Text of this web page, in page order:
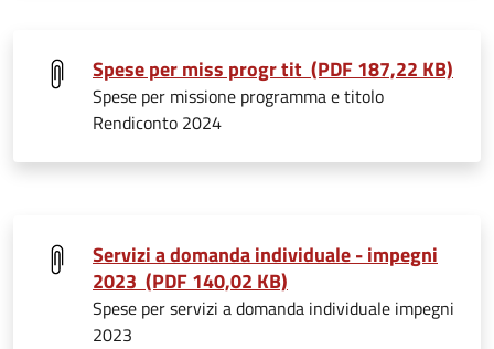
Spese per miss progr tit (PDF 187,22 KB)
Spese per missione programma e titolo
Rendiconto 2024
Servizi a domanda individuale - impegni
2023 (PDF 140,02 KB)
Spese per servizi a domanda individuale impegni
2023